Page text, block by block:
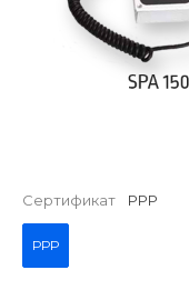
Сертификат РРР
РРР